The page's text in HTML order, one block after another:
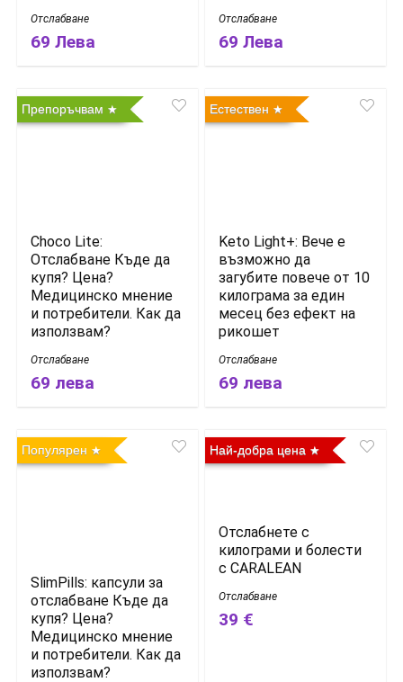
Отслабване
69 Лева
Отслабване
69 Лева
Препоръчвам
Choco Lite:
Отслабване Къде да
купя? Цена?
Медицинско мнение
и потребители. Как да
използвам?
Отслабване
69 лева
Естествен
Keto Light+: Вече е
възможно да
загубите повече от 10
килограма за един
месец без ефект на
рикошет
Отслабване
69 лева
Популярен
SlimPills: капсули за
отслабване Къде да
купя? Цена?
Медицинско мнение
и потребители. Как да
използвам?
Най-добра цена
Отслабнете с
килограми и болести
с CARALEAN
Отслабване
39 €